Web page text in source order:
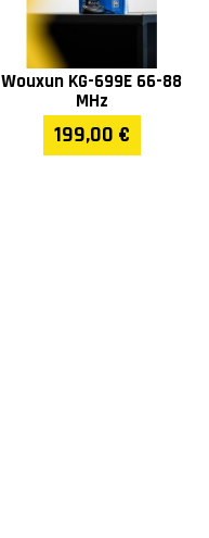
Wouxun KG-699E 66-88
MHz
199,00 €